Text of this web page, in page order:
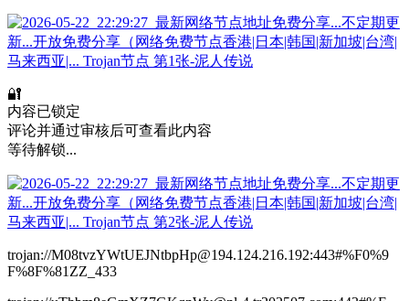
🔐
内容已锁定
评论并通过审核后可查看此内容
等待解锁...
trojan://M08tvzYWtUEJNtbpHp@194.124.216.192:443#%F0%9
F%8F%81ZZ_433